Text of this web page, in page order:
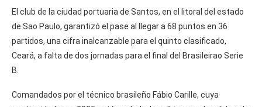
El club de la ciudad portuaria de Santos, en el litoral del estado
de Sao Paulo, garantizó el pase al llegar a 68 puntos en 36
partidos, una cifra inalcanzable para el quinto clasificado,
Ceará, a falta de dos jornadas para el final del Brasileirao Serie
B.
Comandados por el técnico brasileño Fábio Carille, cuya